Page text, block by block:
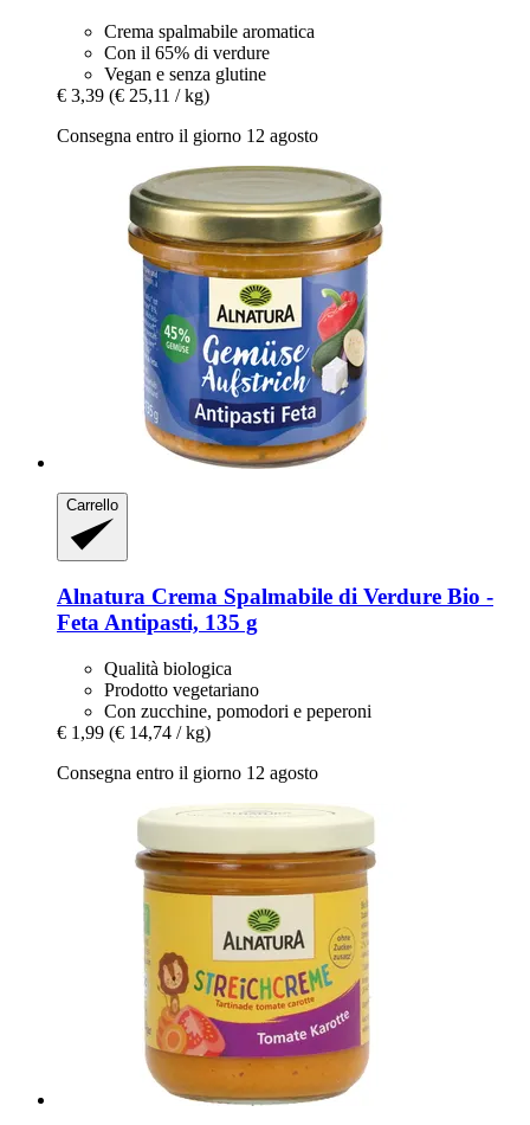
Crema spalmabile aromatica
Con il 65% di verdure
Vegan e senza glutine
€ 3,39 (€ 25,11 / kg)
Consegna entro il giorno 12 agosto
Carrello
Alnatura Crema Spalmabile di Verdure Bio -​
Feta Antipasti, 135 g
Qualità biologica
Prodotto vegetariano
Con zucchine, pomodori e peperoni
€ 1,99 (€ 14,74 / kg)
Consegna entro il giorno 12 agosto